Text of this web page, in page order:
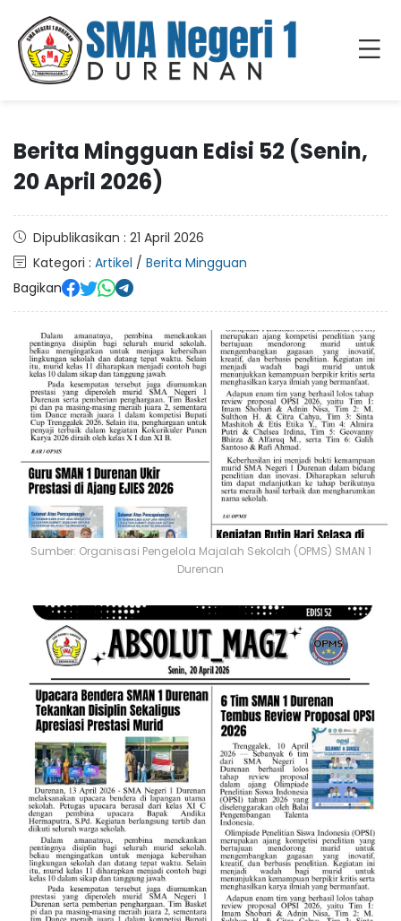
Berita Mingguan Edisi 52 (Senin,
20 April 2026)
Dipublikasikan : 21 April 2026
Kategori : Artikel / Berita Mingguan
Bagikan
Sumber: Organisasi Pengelola Majalah Sekolah (OPMS) SMAN 1
Durenan